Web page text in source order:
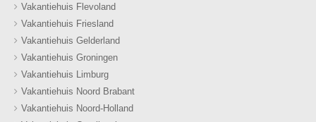
Vakantiehuis Flevoland
Vakantiehuis Friesland
Vakantiehuis Gelderland
Vakantiehuis Groningen
Vakantiehuis Limburg
Vakantiehuis Noord Brabant
Vakantiehuis Noord-Holland